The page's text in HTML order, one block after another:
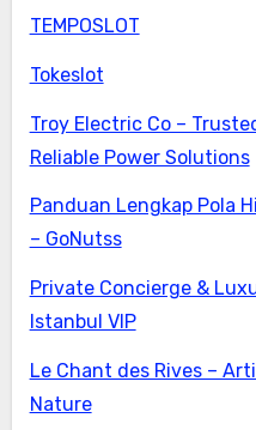
TEMPOSLOT
Tokeslot
Troy Electric Co –
Reliable Power Solutions
Panduan Lengkap Pola
– GoNutss
Private Concierge &
Istanbul VIP
Le Chant des Rives –
Nature